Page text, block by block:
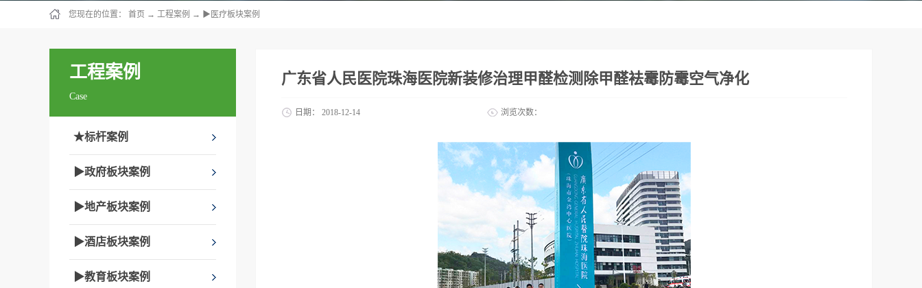
您现在的位置： 首页 → 工程案例 → ▶医疗板块案例
工程案例
Case
★标杆案例
▶政府板块案例
▶地产板块案例
▶酒店板块案例
▶教育板块案例
广东省人民医院珠海医院新装修治理甲醛检测除甲醛袪霉防霉空气净化
日期： 2018-12-14 浏览次数：